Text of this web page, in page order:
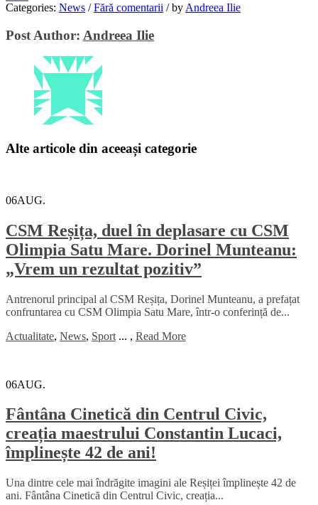
Email
Categories: News / Fără comentarii /by Andreea Ilie
Post Author: Andreea Ilie
Alte articole din aceeași categorie
06AUG.
CSM Reșița, duel în deplasare cu CSM
Olimpia Satu Mare. Dorinel Munteanu:
„Vrem un rezultat pozitiv”
Antrenorul principal al CSM Reșița, Dorinel Munteanu, a prefațat
confruntarea cu CSM Olimpia Satu Mare, într-o conferință de...
Actualitate, News, Sport ... , Read More
06AUG.
Fântâna Cinetică din Centrul Civic,
creația maestrului Constantin Lucaci,
împlinește 42 de ani!
Una dintre cele mai îndrăgite imagini ale Reșiței împlinește 42 de
ani. Fântâna Cinetică din Centrul Civic, creația...